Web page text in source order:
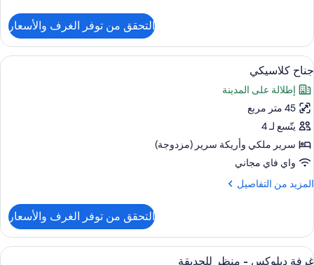
غرفة
ديلوكس
رباعية
سريران
مزدوجان
التحقق من توفر الغرف والأسعار
استعراض
جميع
صور
جناح
كلاسيكي
أغطية فراش متميزة وميني بار وخزنة
6
جناح كلاسيكي
إطلالة على المدينة
45 متر مربع
يتّسع لـ 4
سرير ملكي‫‬ وأريكة سرير (مزدوجة)
واي فاي مجاني
المزيد من التفاصيل
المزيد
جناح
كلاسيكي
التحقق من توفر الغرف والأسعار
استعراض
أغطية فراش متميزة وميني بار وخزنة
5
غرفة ديلوكس - منظر للحديقة